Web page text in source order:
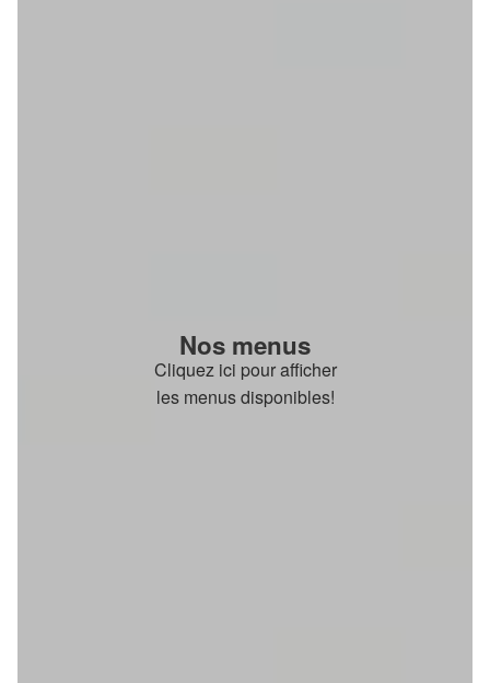
Nos menus
Cliquez ici pour afficher
les menus disponibles!